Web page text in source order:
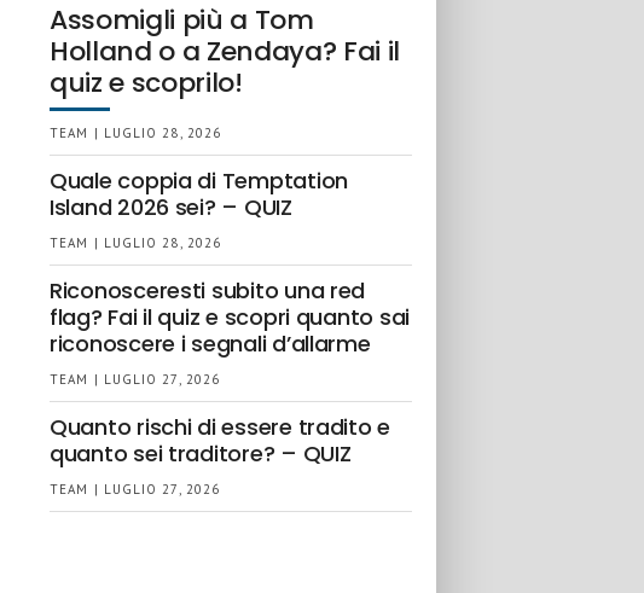
Assomigli più a Tom
Holland o a Zendaya? Fai il
quiz e scoprilo!
TEAM | LUGLIO 28, 2026
Quale coppia di Temptation
Island 2026 sei? – QUIZ
TEAM | LUGLIO 28, 2026
Riconosceresti subito una red
flag? Fai il quiz e scopri quanto sai
riconoscere i segnali d’allarme
TEAM | LUGLIO 27, 2026
Quanto rischi di essere tradito e
quanto sei traditore? – QUIZ
TEAM | LUGLIO 27, 2026